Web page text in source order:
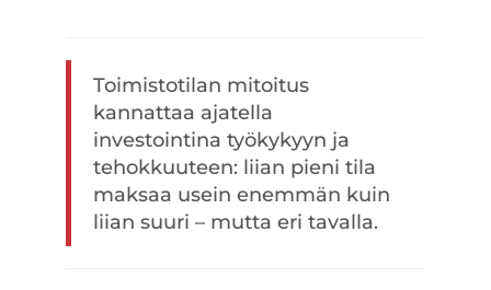
Toimistotilan mitoitus
kannattaa ajatella
investointina työkykyyn ja
tehokkuuteen: liian pieni tila
maksaa usein enemmän kuin
liian suuri – mutta eri tavalla.